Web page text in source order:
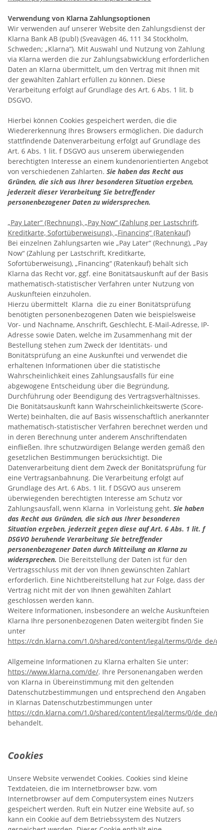
Verwendung von Klarna Zahlungsoptionen
Wir verwenden auf unserer Website den Zahlungsdienst der
Klarna Bank AB (publ) (Sveavägen 46, 111 34 Stockholm,
Schweden; „Klarna“). Mit Auswahl und Nutzung von Zahlung
via Klarna werden die zur Zahlungsabwicklung erforderlichen
Daten an Klarna übermittelt, um den Vertrag mit Ihnen mit
der gewählten Zahlart erfüllen zu können. Diese
Verarbeitung erfolgt auf Grundlage des Art. 6 Abs. 1 lit. b
DSGVO.
Hierbei können Cookies gespeichert werden, die die
Wiedererkennung Ihres Browsers ermöglichen. Die dadurch
stattfindende Datenverarbeitung erfolgt auf Grundlage des
Art. 6 Abs. 1 lit. f DSGVO aus unserem überwiegenden
berechtigten Interesse an einem kundenorientierten Angebot
von verschiedenen Zahlarten. Sie haben das Recht aus
Gründen, die sich aus Ihrer besonderen Situation ergeben,
jederzeit dieser Verarbeitung Sie betreffender
personenbezogener Daten zu widersprechen.
„Pay Later“ (Rechnung), „Pay Now“ (Zahlung per Lastschrift,
Kreditkarte, Sofortüberweisung), „Financing“ (Ratenkauf)
Bei einzelnen Zahlungsarten wie „Pay Later“ (Rechnung), „Pay
Now“ (Zahlung per Lastschrift, Kreditkarte,
Sofortüberweisung), „Financing“ (Ratenkauf) behält sich
Klarna das Recht vor, ggf. eine Bonitätsauskunft auf der Basis
mathematisch-statistischer Verfahren unter Nutzung von
Auskunfteien einzuholen.
Hierzu übermittelt Klarna die zu einer Bonitätsprüfung
benötigten personenbezogenen Daten wie beispielsweise
Vor- und Nachname, Anschrift, Geschlecht, E-Mail-Adresse, IP-
Adresse sowie Daten, welche im Zusammenhang mit der
Bestellung stehen zum Zweck der Identitäts- und
Bonitätsprüfung an eine Auskunftei und verwendet die
erhaltenen Informationen über die statistische
Wahrscheinlichkeit eines Zahlungsausfalls für eine
abgewogene Entscheidung über die Begründung,
Durchführung oder Beendigung des Vertragsverhältnisses.
Die Bonitätsauskunft kann Wahrscheinlichkeitswerte (Score-
Werte) beinhalten, die auf Basis wissenschaftlich anerkannter
mathematisch-statistischer Verfahren berechnet werden und
in deren Berechnung unter anderem Anschriftendaten
einfließen. Ihre schutzwürdigen Belange werden gemäß den
gesetzlichen Bestimmungen berücksichtigt. Die
Datenverarbeitung dient dem Zweck der Bonitätsprüfung für
eine Vertragsanbahnung. Die Verarbeitung erfolgt auf
Grundlage des Art. 6 Abs. 1 lit. f DSGVO aus unserem
überwiegenden berechtigten Interesse am Schutz vor
Zahlungsausfall, wenn Klarna in Vorleistung geht. Sie haben
das Recht aus Gründen, die sich aus Ihrer besonderen
Situation ergeben, jederzeit gegen diese auf Art. 6 Abs. 1 lit. f
DSGVO beruhende Verarbeitung Sie betreffender
personenbezogener Daten durch Mitteilung an Klarna zu
widersprechen. Die Bereitstellung der Daten ist für den
Vertragsschluss mit der von Ihnen gewünschten Zahlart
erforderlich. Eine Nichtbereitstellung hat zur Folge, dass der
Vertrag nicht mit der von Ihnen gewählten Zahlart
geschlossen werden kann.
Weitere Informationen, insbesondere an welche Auskunfteien
Klarna Ihre personenbezogenen Daten weitergibt finden Sie
unter
https://cdn.klarna.com/1.0/shared/content/legal/terms/0/de_de/
Allgemeine Informationen zu Klarna erhalten Sie unter:
https://www.klarna.com/de/. Ihre Personenangaben werden
von Klarna in Übereinstimmung mit den geltenden
Datenschutzbestimmungen und entsprechend den Angaben
in Klarnas Datenschutzbestimmungen unter
https://cdn.klarna.com/1.0/shared/content/legal/terms/0/
behandelt.
Cookies
Unsere Website verwendet Cookies. Cookies sind kleine
Textdateien, die im Internetbrowser bzw. vom
Internetbrowser auf dem Computersystem eines Nutzers
gespeichert werden. Ruft ein Nutzer eine Website auf, so
kann ein Cookie auf dem Betriebssystem des Nutzers